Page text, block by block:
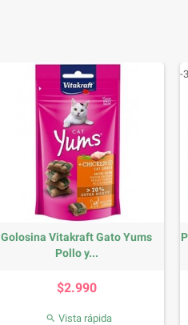
Golosina Vitakraft Gato Yums
Pollo y...
$2.990
 Vista rápida
-